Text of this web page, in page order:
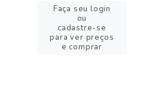
Faça seu login
ou
cadastre-se
para ver preços
e comprar